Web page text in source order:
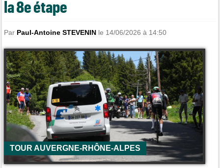
la 8e étape
Par Paul-Antoine STEVENIN le 14/06/2026 à 14:50
TOUR AUVERGNE-RHÔNE-ALPES